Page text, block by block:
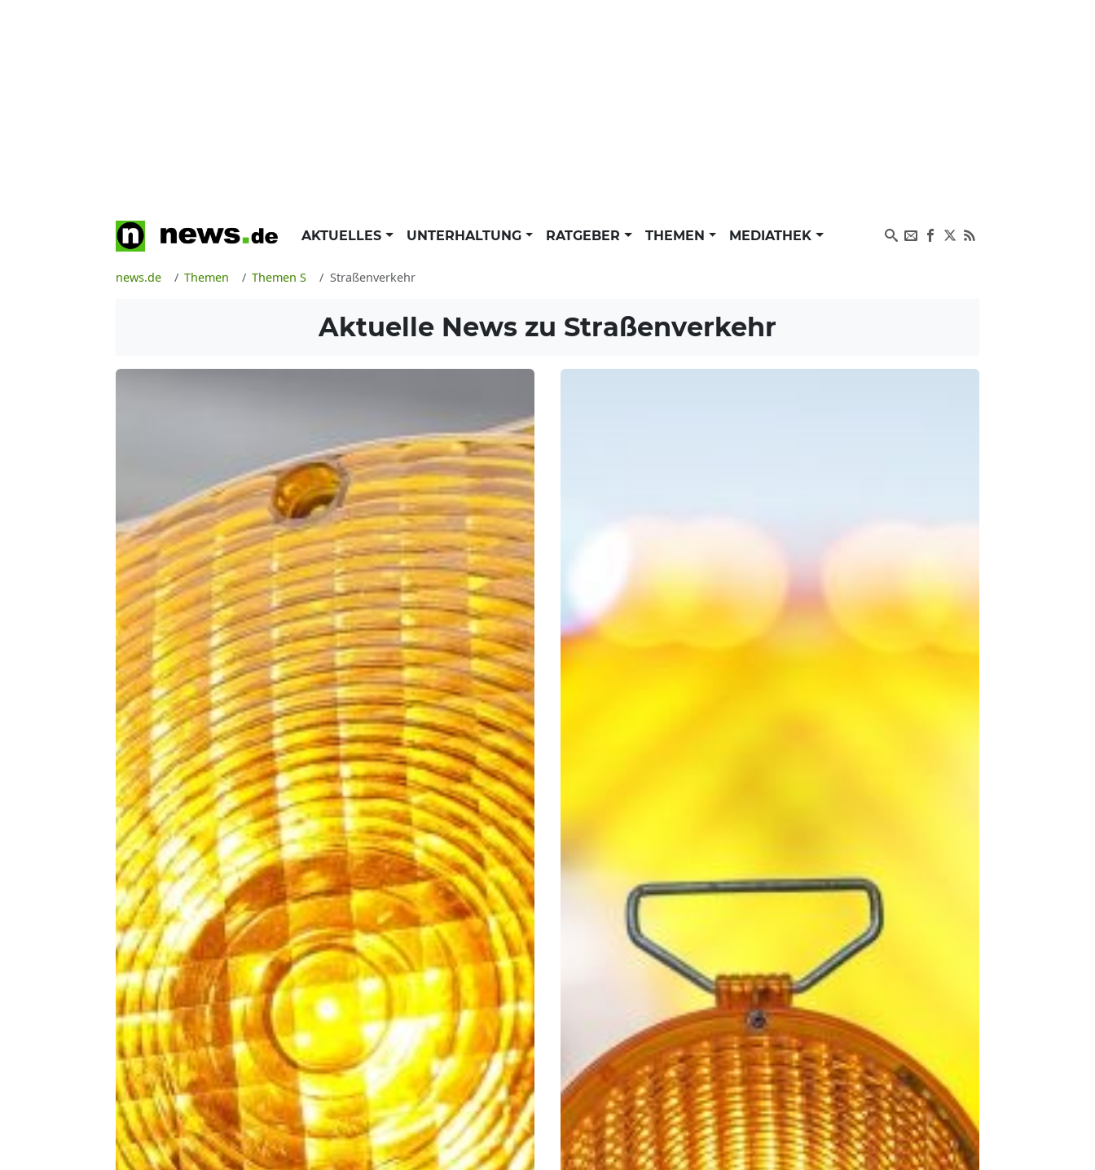
AKTUELLES UNTERHALTUNG RATGEBER THEMEN MEDIATHEK
news.de Themen Themen S Straßenverkehr
Aktuelle News zu Straßenverkehr